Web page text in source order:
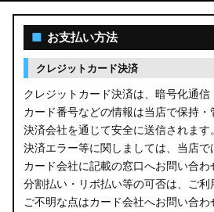
ZWR90W/ZWR95W/MZRA90W/
ZRR80 ノア/ヴォクシー
MXPL10G/MXPL15G/MXPC10G シエンタ
NHP17/NSP17NCP17 シエンタ
M900A/M910A ルーミー
■ お支払い方法
クレジットカード決済
クレジットカード決済は、暗号化通信
カード番号などの情報は当店で保持・
決済会社を通じて安全に送信されます。
決済エラー等に関しましては、当店
カード会社に記載の窓口へお問い合わ
分割払い・リボ払い等の可否は、ご利
ご不明な点はカード会社へお問い合わ